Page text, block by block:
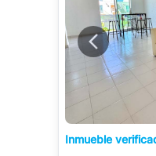
Inmueble